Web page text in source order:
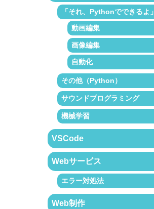
「それ、Pythonでできるよ」
動画編集
画像編集
自動化
その他（Python）
サウンドプログラミング
機械学習
VSCode
Webサービス
エラー対処法
Web制作